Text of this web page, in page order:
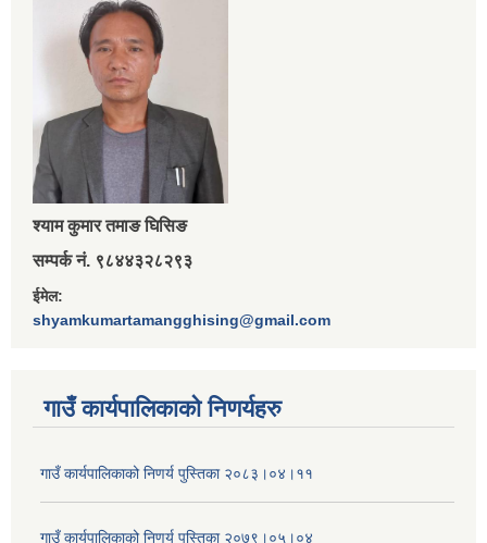
श्‍याम कुमार तमाङ घिसिङ
सम्पर्क नं. ९८४४३२८२९३
ईमेल:
shyamkumartamangghising@gmail.com
गाउँ कार्यपालिकाकाे निणर्यहरु
गाउँ कार्यपालिकाको निणर्य पुस्तिका २०८३।०४।११
गाउँ कार्यपालिकाको निणर्य पुस्तिका २०७९।०५।०४